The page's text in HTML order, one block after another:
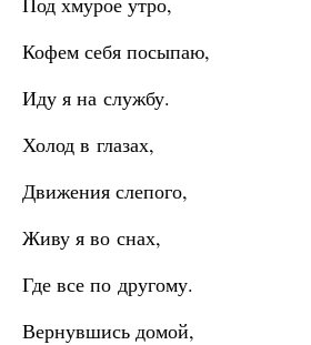
Кофем себя посыпаю,
Иду я на службу.
Холод в глазах,
Движения слепого,
Живу я во снах,
Где все по другому.
Вернувшись домой,